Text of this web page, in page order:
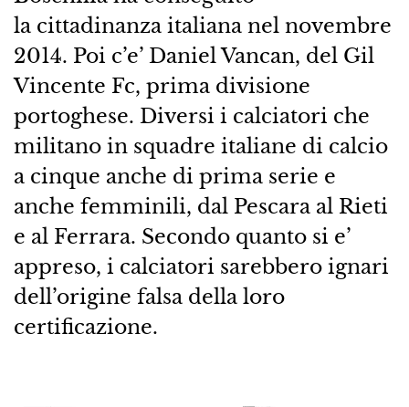
la cittadinanza italiana nel novembre
2014. Poi c’e’ Daniel Vancan, del Gil
Vincente Fc, prima divisione
portoghese. Diversi i calciatori che
militano in squadre italiane di calcio
a cinque anche di prima serie e
anche femminili, dal Pescara al Rieti
e al Ferrara. Secondo quanto si e’
appreso, i calciatori sarebbero ignari
dell’origine falsa della loro
certificazione.